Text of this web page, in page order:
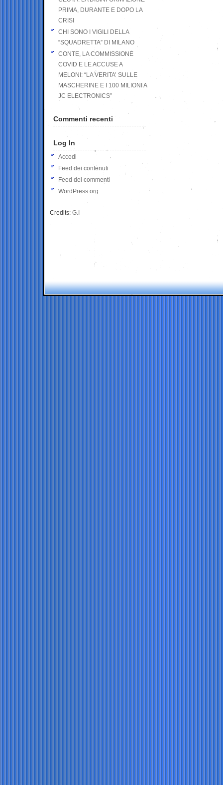
PRIMA, DURANTE E DOPO LA
CRISI
CHI SONO I VIGILI DELLA
“SQUADRETTA” DI MILANO
CONTE, LA COMMISSIONE
COVID E LE ACCUSE A
MELONI: “LA VERITA’ SULLE
MASCHERINE E I 100 MILIONI A
JC ELECTRONICS”
Commenti recenti
Log In
Accedi
Feed dei contenuti
Feed dei commenti
WordPress.org
Credits: G.I